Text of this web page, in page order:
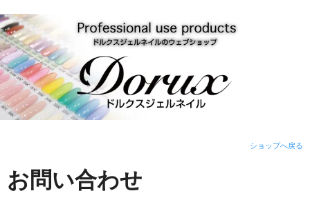
ショップへ戻る
お問い合わせ